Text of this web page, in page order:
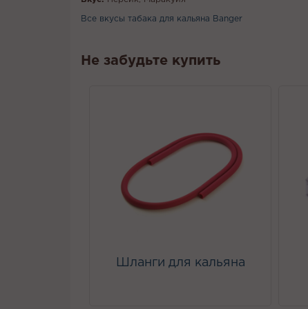
Все вкусы табака для кальяна Banger
Не забудьте купить
Шланги для кальяна